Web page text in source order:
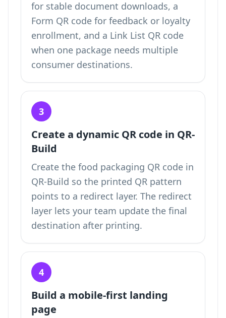
for stable document downloads, a
Form QR code for feedback or loyalty
enrollment, and a Link List QR code
when one package needs multiple
consumer destinations.
3
Create a dynamic QR code in QR-
Build
Create the food packaging QR code in
QR-Build so the printed QR pattern
points to a redirect layer. The redirect
layer lets your team update the final
destination after printing.
4
Build a mobile-first landing
page